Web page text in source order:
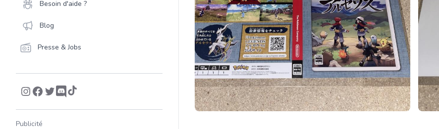
Besoin d'aide ?
Blog
Presse & Jobs
Publicité